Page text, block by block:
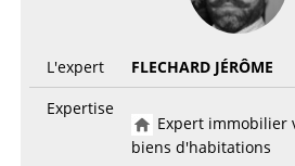
L'expert
FLECHARD JÉRÔME
Expertise
Expert immobilier
biens d'habitations